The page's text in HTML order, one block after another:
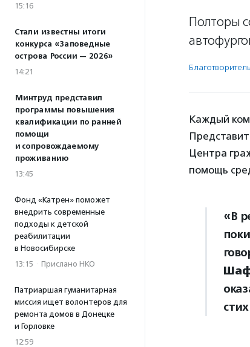
15:16
Стали известны итоги
конкурса «Заповедные
острова России — 2026»
14:21
Минтруд представил
программы повышения
квалификации по ранней
помощи
и сопровождаемому
проживанию
13:45
Фонд «Катрен» поможет
внедрить современные
подходы к детской
реабилитации
в Новосибирске
13:15 · Прислано НКО
Патриаршая гуманитарная
миссия ищет волонтеров для
ремонта домов в Донецке
и Горловке
12:59
Полторы
Каждый
Центра
помощь
«В